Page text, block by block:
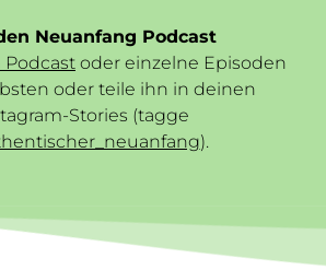
Neuanfang Podcast
oder einzelne Episoden
oder teile ihn in deinen
Stories (tagge
).